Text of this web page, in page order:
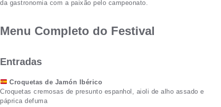
da gastronomia com a paixão pelo campeonato.
Menu Completo do Festival
Entradas
Croquetas de Jamón Ibérico
Croquetas cremosas de presunto espanhol, aioli de alho assado e
páprica defuma